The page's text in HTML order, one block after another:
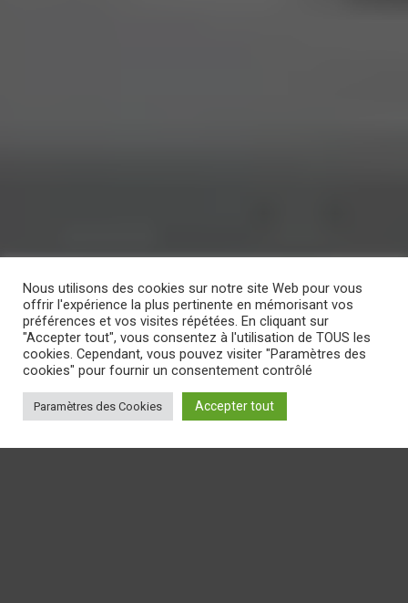
Nous utilisons des cookies sur notre site Web pour vous
offrir l'expérience la plus pertinente en mémorisant vos
préférences et vos visites répétées. En cliquant sur
"Accepter tout", vous consentez à l'utilisation de TOUS les
cookies. Cependant, vous pouvez visiter "Paramètres des
cookies" pour fournir un consentement contrôlé
Paramètres des Cookies Accepter tout